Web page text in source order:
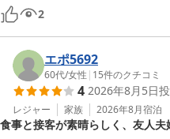
多いと思います。
2種類の露天風呂がありますが
・男性用の化粧品が準備され
洗髪の後、トニックくらいは
４）その他
・玄関前の駐車場
駐車スペースが狭く、急な勾
2
エポ5692
60代/女性 | 15件のクチコミ
4 2026年8月5日
レジャー 家族 2026年8月宿泊
食事と接客が素晴らしく、友人夫